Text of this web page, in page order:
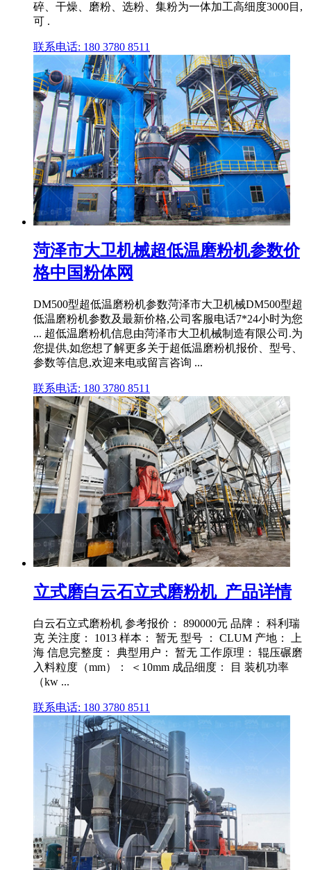
碎、干燥、磨粉、选粉、集粉为一体加工高细度3000目,
可 .
联系电话: 180 3780 8511
菏泽市大卫机械超低温磨粉机参数价
格中国粉体网
DM500型超低温磨粉机参数菏泽市大卫机械DM500型超
低温磨粉机参数及最新价格,公司客服电话7*24小时为您
... 超低温磨粉机信息由菏泽市大卫机械制造有限公司.为
您提供,如您想了解更多关于超低温磨粉机报价、型号、
参数等信息,欢迎来电或留言咨询 ...
联系电话: 180 3780 8511
立式磨白云石立式磨粉机_产品详情
白云石立式磨粉机 参考报价： 890000元 品牌： 科利瑞
克 关注度： 1013 样本： 暂无 型号 ： CLUM 产地： 上
海 信息完整度： 典型用户： 暂无 工作原理： 辊压碾磨
入料粒度（mm）： ＜10mm 成品细度： 目 装机功率
（kw ...
联系电话: 180 3780 8511